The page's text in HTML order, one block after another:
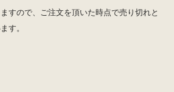
すので、ご注文を頂いた時点で売り切れと
す。